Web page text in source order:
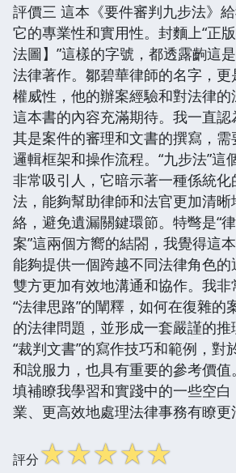
評價三 這本《要件審判九步法》
它的專業性和實用性。封麵上“正
法圖】”這樣的字號，都透露齣這
法律著作。鄒碧華律師的名字，
權威性，他的辦案經驗和對法律
這本書的內容充滿期待。我一直
其是案件的審理和文書的撰寫，
邏輯框架和操作流程。“九步法”這
非常吸引人，它暗示著一種係統
法，能夠幫助律師和法官更加清
絡，避免遺漏關鍵環節。特彆是“
案”這兩個方嚮的結閤，我覺得這
能夠提供一個跨越不同法律角色
雙方更加有效地溝通和協作。我
“法律思路”的闡釋，如何在復雜的
的法律問題，並形成一套嚴謹的推
“裁判文書”的寫作技巧和範例，對
和說服力，也具有重要的參考價值
填補瞭我學習和實踐中的一些空
業、更高效地處理法律事務有瞭更
評分☆☆☆☆☆